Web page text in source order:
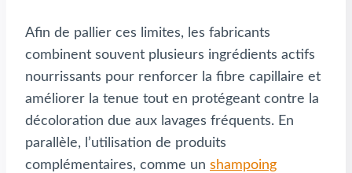
Afin de pallier ces limites, les fabricants
combinent souvent plusieurs ingrédients actifs
nourrissants pour renforcer la fibre capillaire et
améliorer la tenue tout en protégeant contre la
décoloration due aux lavages fréquents. En
parallèle, l’utilisation de produits
complémentaires, comme un shampoing